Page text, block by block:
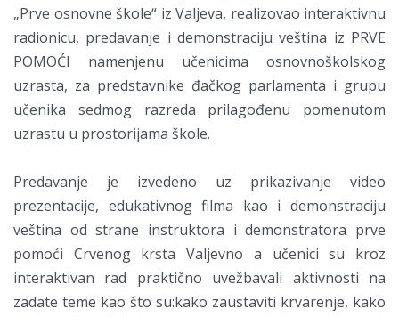
„Prve osnovne škole“ iz Valjeva, realizovao interaktivnu
radionicu, predavanje i demonstraciju veština iz PRVE
POMOĆI namenjenu učenicima osnovnoškolskog
uzrasta, za predstavnike đačkog parlamenta i grupu
učenika sedmog razreda prilagođenu pomenutom
uzrastu u prostorijama škole.
Predavanje je izvedeno uz prikazivanje video
prezentacije, edukativnog filma kao i demonstraciju
veština od strane instruktora i demonstratora prve
pomoći Crvenog krsta Valjevno a učenici su kroz
interaktivan rad praktično uvežbavali aktivnosti na
zadate teme kao što su:kako zaustaviti krvarenje, kako